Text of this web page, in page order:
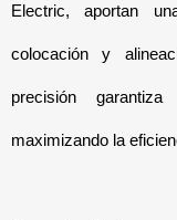
Electric, aportan
colocación y
precisión
maximizando la